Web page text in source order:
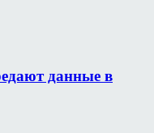
данные в